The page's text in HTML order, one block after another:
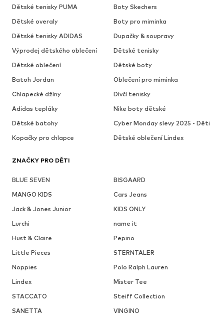
Dětské tenisky PUMA
Boty Skechers
Dětské overaly
Boty pro miminka
Dětské tenisky ADIDAS
Dupačky & soupravy
Výprodej dětského oblečení
Dětské tenisky
Dětské oblečení
Dětské boty
Batoh Jordan
Oblečení pro miminka
Chlapecké džíny
Dívčí tenisky
Adidas tepláky
Nike boty dětské
Dětské batohy
Cyber Monday slevy 2025 - Děti
Kopačky pro chlapce
Dětské oblečení Lindex
ZNAČKY PRO DĚTI
BLUE SEVEN
BISGAARD
MANGO KIDS
Cars Jeans
Jack & Jones Junior
KIDS ONLY
Lurchi
name it
Hust & Claire
Pepino
Little Pieces
STERNTALER
Noppies
Polo Ralph Lauren
Lindex
Mister Tee
STACCATO
Steiff Collection
SANETTA
VINGINO